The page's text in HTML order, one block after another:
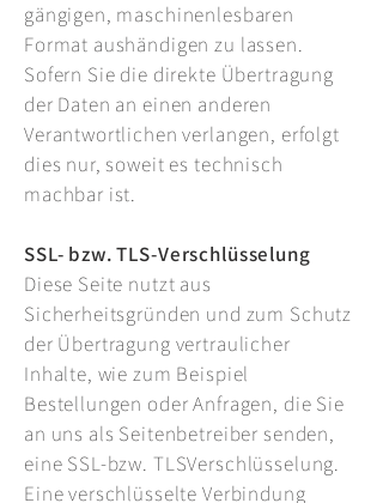
gängigen, maschinenlesbaren
Format aushändigen zu lassen.
Sofern Sie die direkte Übertragung
der Daten an einen anderen
Verantwortlichen verlangen, erfolgt
dies nur, soweit es technisch
machbar ist.
SSL- bzw. TLS-Verschlüsselung
Diese Seite nutzt aus
Sicherheitsgründen und zum Schutz
der Übertragung vertraulicher
Inhalte, wie zum Beispiel
Bestellungen oder Anfragen, die Sie
an uns als Seitenbetreiber senden,
eine SSL-bzw. TLSVerschlüsselung.
Eine verschlüsselte Verbindung